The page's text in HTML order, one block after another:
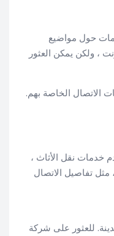
حول مواضيع
، ولكن يمكن العثور
الاتصال الخاصة بهم.
خدمات نقل الأثاث ،
تفاصيل الاتصال
للعثور على شركة